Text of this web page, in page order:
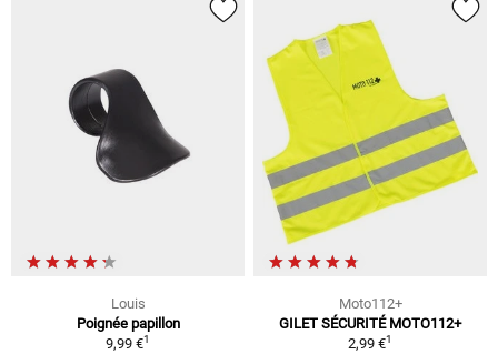
Louis
Poignée papillon
9,99 €1
Moto112+
GILET SÉCURITÉ MOTO112+
2,99 €1